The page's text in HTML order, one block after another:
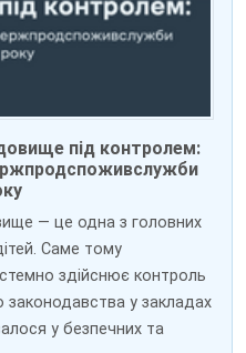
під контролем:
— це одна з головних
Саме тому
здійснює контроль
законодавства у закладах
у безпечних та